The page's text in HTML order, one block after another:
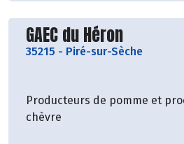
Découvrir le producteur
GAEC du Héron
35215 - Piré-sur-Sèche
Producteurs de pomme et
chèvre